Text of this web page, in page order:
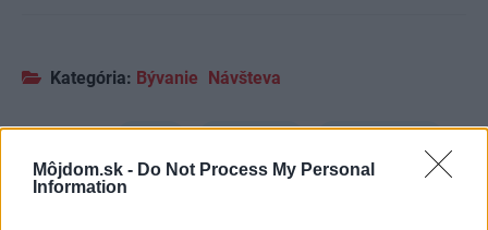
Môjdom.sk - Do Not Process My Personal
Information
Kategória: Bývanie Návšteva